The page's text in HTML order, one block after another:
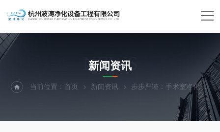
NEWS
新闻资讯
当前位置：首页 新闻资讯 步步严谨：手术室净化工程的规划与执行策略